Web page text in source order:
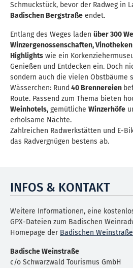
Schmuckstück, bevor der Radweg in
Badischen Bergstraße endet.
Entlang des Weges laden über 300
Winzergenossenschaften, Vinotheken
Highlights wie ein
Genießen und Entdecken ein. Doch
sondern auch die vielen Obstbäume
Wässerchen: Rund 40 Brennereien
Route. Passend zum Thema bieten
Weinhotels, gemütliche Winzerhöfe
erholsame Nächte.
Zahlreichen Radwerkstätten und E-
das Radvergnügen bestens ab.
INFOS & KONTAKT
Weitere Informationen, eine
GPX-Dateien zum Badischen
Homepage der Badischen Weinstraße
Badische Weinstraße
c/o Schwarzwald Tourismus GmbH